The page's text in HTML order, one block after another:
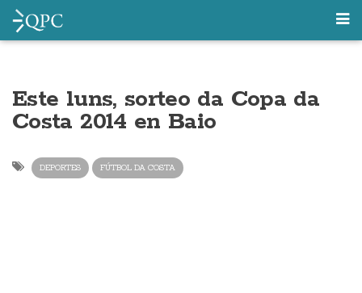
Este luns, sorteo da Copa da
Costa 2014 en Baio
DEPORTES FÚTBOL DA COSTA